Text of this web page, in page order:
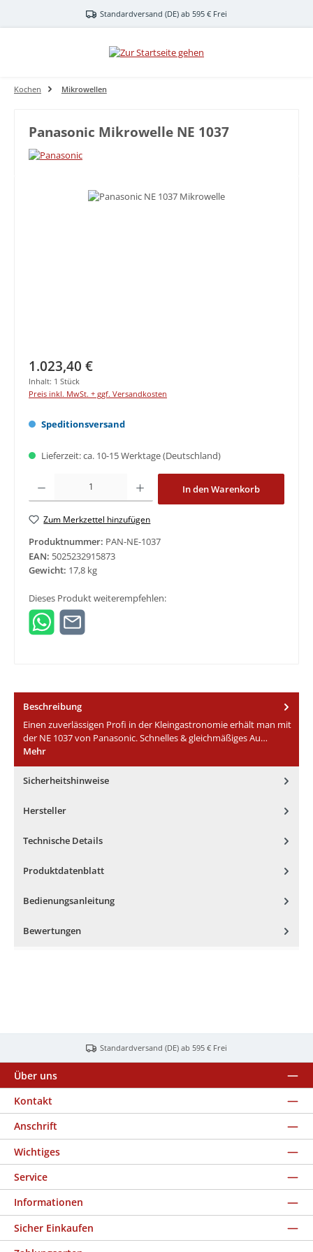
Zum Hauptinhalt springenStandardversand (DE) ab 595 € Frei
Kochen Mikrowellen
Panasonic Mikrowelle NE 1037
Bildergalerie überspringen
Regulärer Preis:
1.023,40 €
Inhalt: 1 Stück
Preis inkl. MwSt. + ggf. Versandkosten
Speditionsversand
Lieferzeit: ca. 10-15 Werktage (Deutschland)
Produkt Anzahl: Gib den gewünschten Wert ein oder benutze die
In den Warenkorb
Zum Merkzettel hinzufügen
Produktnummer: PAN-NE-1037
EAN: 5025232915873
Gewicht: 17,8 kg
Dieses Produkt weiterempfehlen:
Beschreibung
Einen zuverlässigen Profi in der Kleingastronomie erhält man mit
der NE 1037 von Panasonic. Schnelles & gleichmäßiges Au…
Mehr
Sicherheitshinweise
Hersteller
Technische Details
Produktdatenblatt
Bedienungsanleitung
Bewertungen
Standardversand (DE) ab 595 € Frei
Über uns
Kontakt
Anschrift
Wichtiges
Service
Informationen
Sicher Einkaufen